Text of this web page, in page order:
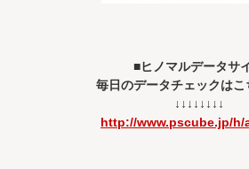
■ヒノマルデータサ
毎日のデータチェックはこ
↓↓↓↓↓↓↓↓
http://www.pscube.jp/h/